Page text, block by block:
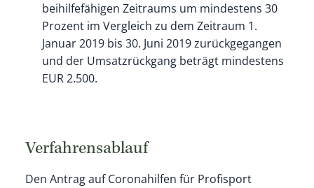
beihilfefähigen Zeitraums um mindestens 30
Prozent im Vergleich zu dem Zeitraum 1.
Januar 2019 bis 30. Juni 2019 zurückgegangen
und der Umsatzrückgang beträgt mindestens
EUR 2.500.
Verfahrensablauf
Den Antrag auf Coronahilfen für Profisport